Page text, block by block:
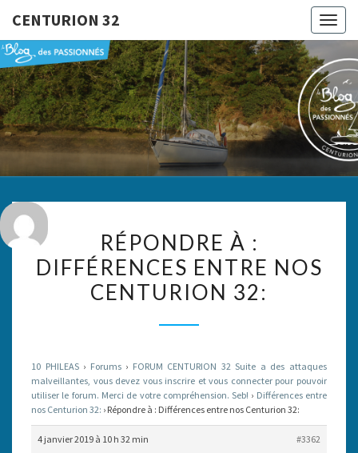
CENTURION 32
32
Le Blog
Des
Passionnés
À :
DIFFÉRENCES
ENTRE
RÉPONDRE À :
DIFFÉRENCES ENTRE NOS
CENTURION 32:
10 PHILEAS › Forums › FORUM CENTURION 32 Suite a des attaques
malveillantes, vous devez vous inscrire et vous connecter pour pouvoir
utiliser le forum. Merci de votre compréhension. Seb! › Différences entre
nos Centurion 32: › Répondre à : Différences entre nos Centurion 32:
4 janvier 2019 à 10 h 32 min
#3362